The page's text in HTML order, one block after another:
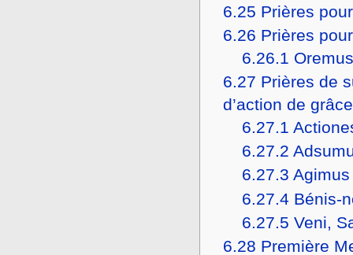
6.25 Prières
6.26 Prières
6.26.1
6.27 Prières de
d’action de
6.27.1
6.27.2
6.27.3
6.27.4 Bénis-
6.27.5 Veni,
6.28 Première